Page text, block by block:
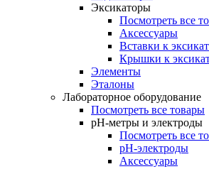
Эксикаторы
Посмотреть все
Аксессуары
Вставки к
Крышки к
Элементы
Эталоны
Лабораторное оборудование
Посмотреть все товары
pH-метры и электроды
Посмотреть все
pH-электроды
Аксессуары